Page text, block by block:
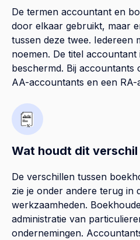
De termen accountant en
door elkaar gebruikt, maar
tussen deze twee. Iedereen
noemen. De titel accountant
beschermd. Bij accountants
AA-accountants en een RA-
Wat houdt dit verschil
De verschillen tussen
zie je onder andere terug in
werkzaamheden.
administratie van
ondernemingen.